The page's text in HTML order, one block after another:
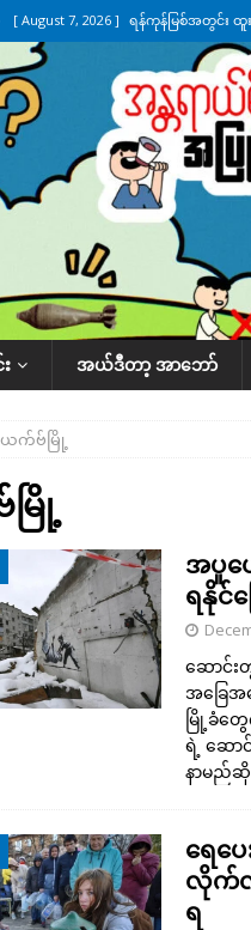
[ August 7, 2026 ] ရန်ကုန်မြစ်အတွင်း
သတင်းကဏ္ဍ
[ August 7, 2026 ] လွှတ်တော်ကို ရောက်
UNCATEGORIZED
[ August 6, 2026 ] တာကျိုးပြီး ခုနှစ်ရက်
[ August 6, 2026 ] လေးမျက်နှာမှာ ရေ
အလိုက် သတင်းကဏ္ဍ
[ August 7, 2026 ] လေးမျက်နှာ၊ အိုင်သ
ဒေသအလိုက် သတင်းကဏ္ဍ
အယ်ဒီတာ့ အာဘော်
က်ဗ်မြို့
ြို့
အပူပ
ရနိုင်
ဆောင်း
အခြေ
မြို့ခံတွ
ရဲ့ ဆော
နာမည်ဆို
ရေပ
လိုက်လို့
ရ